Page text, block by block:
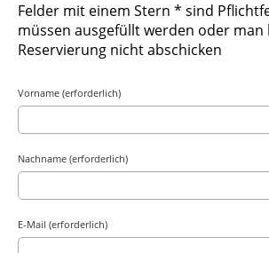
Felder mit einem Stern * sind
müssen ausgefüllt werden oder man
Reservierung nicht abschicken
Vorname (erforderlich)
Nachname (erforderlich)
E-Mail (erforderlich)